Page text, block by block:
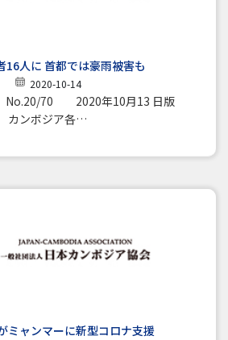
16人に 首都では豪雨被害も
2020-10-14
No.20/70 2020年10月13 日版
カンボジア各…
ミャンマーに新型コロナ支援